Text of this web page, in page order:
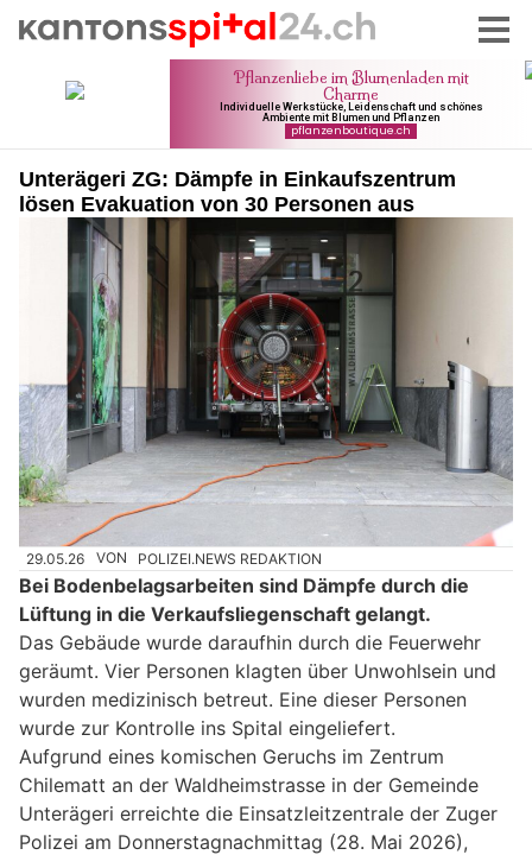
Unterägeri ZG: Dämpfe in Einkaufszentrum
lösen Evakuation von 30 Personen aus
29.05.26 VON POLIZEI.NEWS REDAKTION
Bei Bodenbelagsarbeiten sind Dämpfe durch die
Lüftung in die Verkaufsliegenschaft gelangt.
Das Gebäude wurde daraufhin durch die Feuerwehr
geräumt. Vier Personen klagten über Unwohlsein und
wurden medizinisch betreut. Eine dieser Personen
wurde zur Kontrolle ins Spital eingeliefert.
Aufgrund eines komischen Geruchs im Zentrum
Chilematt an der Waldheimstrasse in der Gemeinde
Unterägeri erreichte die Einsatzleitzentrale der Zuger
Polizei am Donnerstagnachmittag (28. Mai 2026),